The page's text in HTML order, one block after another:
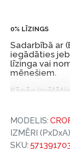
0% LĪZINGS
Sadarbībā ar
iegādāties
līzinga vai
mēnešiem.
Kāpēc
un
vēlāk.
MODELIS:
IZMĒRI
SKU: